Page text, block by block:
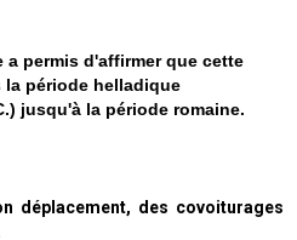
permis d'affirmer que cette
période helladique
jusqu'à la période romaine.
déplacement, des covoiturages